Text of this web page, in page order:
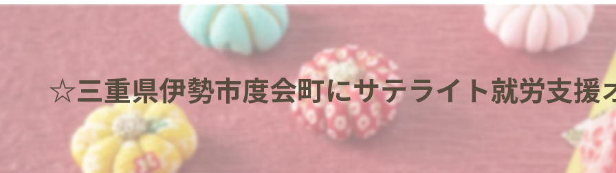
☆三重県伊勢市度会町にサテライト就労支